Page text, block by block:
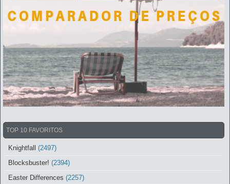
TOP 10 FAVORITOS
Knightfall
(2497)
Blocksbuster! (2394)
Easter Differences (2257)